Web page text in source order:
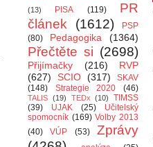
(13)
PISA (119)
PR
článek
(1612)
PSP
(80)
Pedagogika (1364)
Přečtěte si (2698)
Přijímačky (216)
RVP
(627)
SCIO (317)
SKAV
(148)
Strategie 2020 (46)
TALIS (19) TEDx (10)
TIMSS
(39)
UJAK (25)
Učitelský
spomocník (169) Volby 2013
(40)
VÚP (53)
Zprávy